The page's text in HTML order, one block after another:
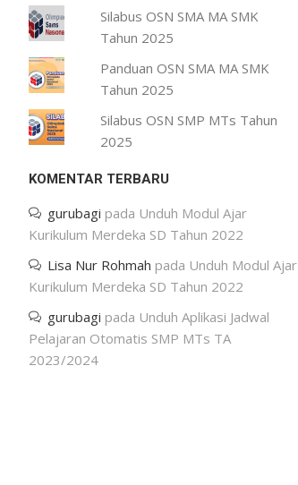
Silabus OSN SMA MA SMK
Tahun 2025
Panduan OSN SMA MA SMK
Tahun 2025
Silabus OSN SMP MTs Tahun
2025
KOMENTAR TERBARU
gurubagi pada Unduh Modul Ajar
Kurikulum Merdeka SD Tahun 2022
Lisa Nur Rohmah pada Unduh Modul Ajar
Kurikulum Merdeka SD Tahun 2022
gurubagi pada Unduh Aplikasi Jadwal
Pelajaran Otomatis SMP MTs TA
2023/2024